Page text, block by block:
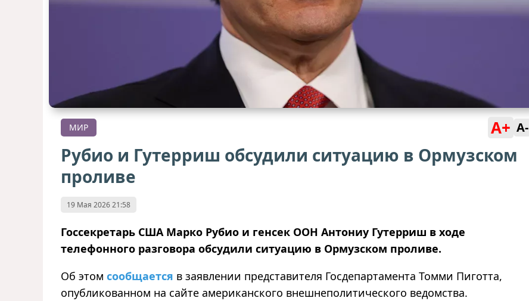
МИР A+ A-
Рубио и Гутерриш обсудили ситуацию в Ормузском
проливе
19 Мая 2026 21:58
Госсекретарь США Марко Рубио и генсек ООН Антониу Гутерриш в ходе
телефонного разговора обсудили ситуацию в Ормузском проливе.
Об этом сообщается в заявлении представителя Госдепартамента Томми Пиготта,
опубликованном на сайте американского внешнеполитического ведомства.